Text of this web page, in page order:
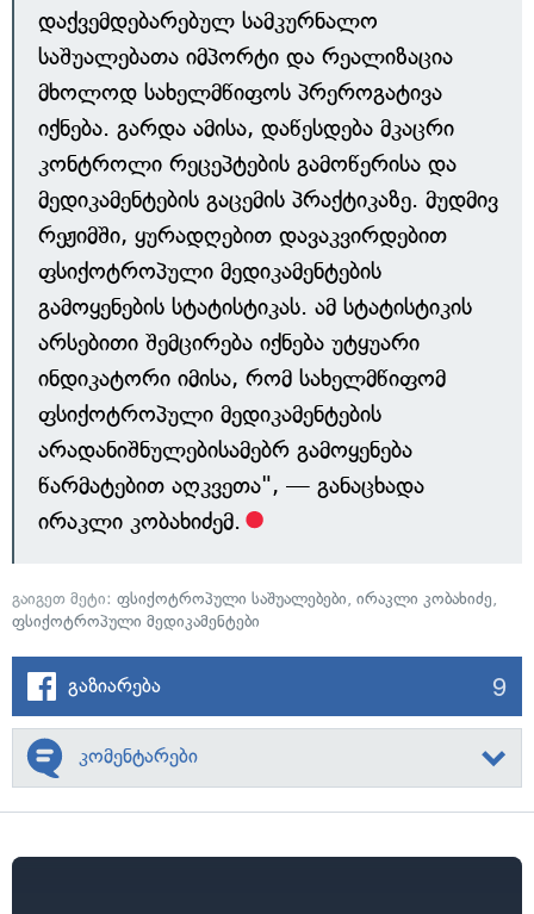
დაქვემდებარებულ სამკურნალო
საშუალებათა იმპორტი და რეალიზაცია
მხოლოდ სახელმწიფოს პრეროგატივა
იქნება. გარდა ამისა, დაწესდება მკაცრი
კონტროლი რეცეპტების გამოწერისა და
მედიკამენტების გაცემის პრაქტიკაზე. მუდმივ
რეჟიმში, ყურადღებით დავაკვირდებით
ფსიქოტროპული მედიკამენტების
გამოყენების სტატისტიკას. ამ სტატისტიკის
არსებითი შემცირება იქნება უტყუარი
ინდიკატორი იმისა, რომ სახელმწიფომ
ფსიქოტროპული მედიკამენტების
არადანიშნულებისამებრ გამოყენება
წარმატებით აღკვეთა", — განაცხადა
ირაკლი კობახიძემ.
გაიგეთ მეტი: ფსიქოტროპული საშუალებები, ირაკლი კობახიძე,
ფსიქოტროპული მედიკამენტები
გაზიარება 9
კომენტარები